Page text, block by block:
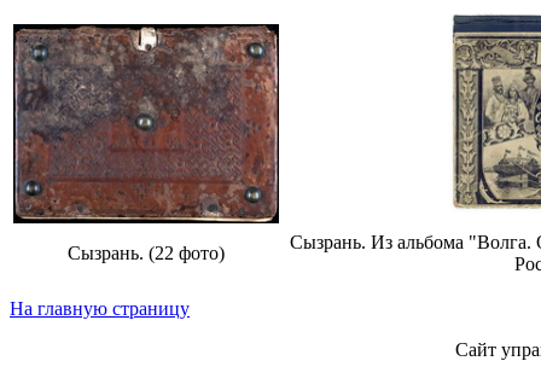
Сызрань. (22 фото)
Сызрань. Из альбома "Волга.
На главную страницу
Сайт